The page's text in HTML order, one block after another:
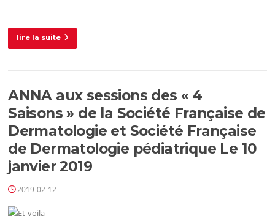
lire la suite
ANNA aux sessions des « 4
Saisons » de la Société Française de
Dermatologie et Société Française
de Dermatologie pédiatrique Le 10
janvier 2019
2019-02-12